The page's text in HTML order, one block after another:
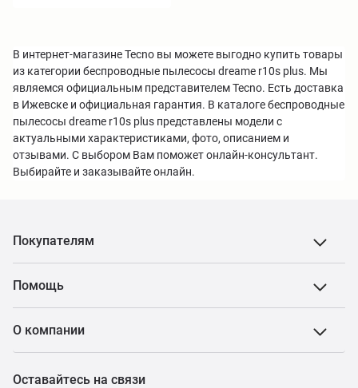
В интернет-магазине Tecno вы можете выгодно купить товары
из категории беспроводные пылесосы dreame r10s plus. Мы
являемся официальным представителем Tecno. Есть доставка
в Ижевске и официальная гарантия. В каталоге беспроводные
пылесосы dreame r10s plus представлены модели с
актуальными характеристиками, фото, описанием и
отзывами. С выбором Вам поможет онлайн-консультант.
Выбирайте и заказывайте онлайн.
Покупателям
Помощь
О компании
Оставайтесь на связи